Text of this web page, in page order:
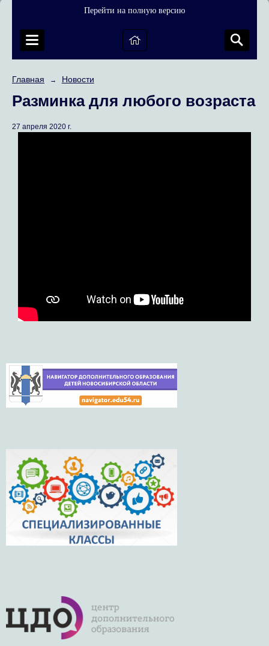
Перейти на полную версию
Главная → Новости
Разминка для любого возраста
27 апреля 2020 г.